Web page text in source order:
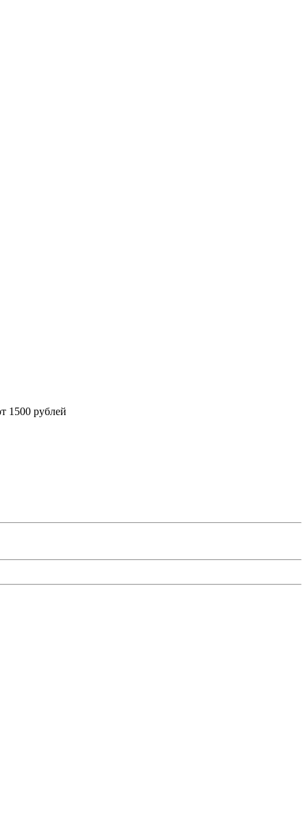
1500 рублей